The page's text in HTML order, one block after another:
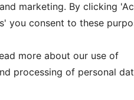
marketing. By clicking
you consent to these
more about our use of
processing of personal